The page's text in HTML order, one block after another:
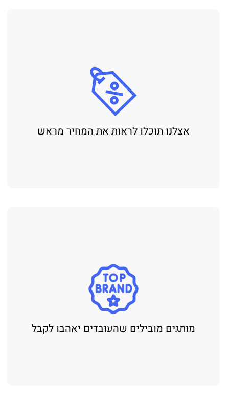
תוכלו לראות את המחיר מראש
מובילים שהעובדים יאהבו לקבל